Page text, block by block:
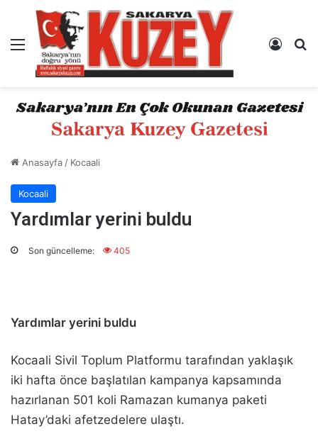
Menü Kayıt
Anasayfa/ Kocaali
Kocaali
Yardımlar yerini buldu
Son güncelleme: 405
Yardımlar yerini buldu
Kocaali Sivil Toplum Platformu tarafından yaklaşık
iki hafta önce başlatılan kampanya kapsamında
hazırlanan 501 koli Ramazan kumanya paketi
Hatay’daki afetzedelere ulaştı.